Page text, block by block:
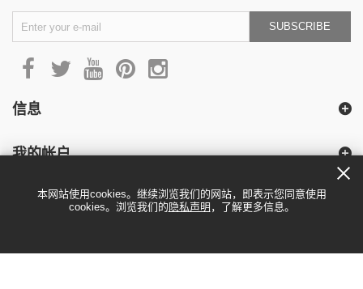
SUBSCRIBE
信息
我的帐户
本网站使用cookies。继续浏览我们的网站，即表示您同意使用
cookies。浏览我们的 隐私声明 ，了解更多信息。